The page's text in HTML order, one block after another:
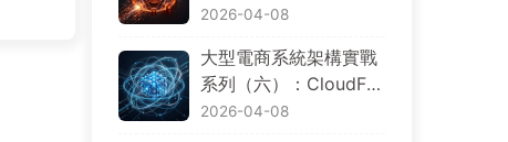
促場景下的限流、降
成本控制
2026-04-08
大型電商系統架構實戰
系列（六）：CloudFro
nt、WAF、ALB、EK
2026-04-08